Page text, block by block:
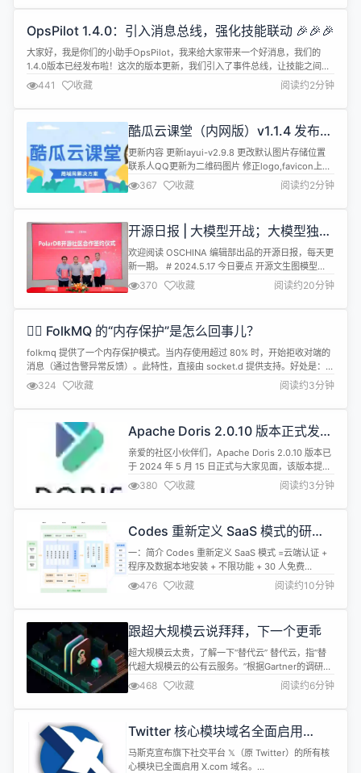
像站当成了分发视频的 CDN。 因此开发者无奈地表
服务，不再解析新的包版本，但存量的仍会保留，所
以不会影响使...
OpsPilot 1.4.0：引入消息总线，强化技能联动 🎉🎉🎉
大家好，我是你们的小助手OpsPilot，我来给大家带来一个好消息，我们的
1.4.0版本已经发布啦！这次的版本更新，我们引入了事件总线，让技能之间能
够灵活的联动，是不是很酷炫呢？✨✨ 在这个版本中，我们新增了钉钉消息通
道和Gitlab代码审核能力，让你的运维工作更加便捷。同时，我们引入了事件
总线，让技能之间的联动更加灵活，让你的运维工作更加高效。但是，我们
也...
441 收藏 阅读约2分钟
酷瓜云课堂（内网版）v1.1.4 发布，
局域网在线教育解决方案
更新内容 更新layui-v2.9.8 更改默认图片存储位置
联系人QQ更新为二维码图片 修正logo,favicon上传
返回路径 修正chapter图文格式校验 整理翻译以及删
除无用代码 调整html编辑器属性 单元练习自动触发
刷新获取试题 存在待阅试卷，不能再次考试 增加试
题批量发布和删除 增加试题通过率展示 增加代码内
容复制功能 优化试题挑错布局 优化...
367 收藏 阅读约2分钟
开源日报 | 大模型开战；大模型独角
兽被曝卖身；周鸿祎建议谷歌开源所
有产品；最大开源AI社区提供1000
万美元共享GPU
欢迎阅读 OSCHINA 编辑部出品的开源日报，每天更
新一期。 # 2024.5.17 今日要点 开源文生图模型
Stable Diffusion 开发商欠账 1 亿美元 知名文生图
模型公司 Stability AI 因为资金紧张，最近几周至少
与一位潜在买家就出售问题进行了讨论。据悉，在
万...
370 收藏 阅读约20分钟
❤️‍🔥 FolkMQ 的“内存保护”是怎么回事儿？
folkmq 提供了一个内存保护模式。当内存使用超过 80% 时，开始拒收对端的
消息（通过告警异常反馈）。此特性，直接由 socket.d 提供支持。好处是：
服务端不会 oom（服务端支持） 客户端也不会 oom（客户端支持） 示例： 启
动服务端（中间件）： java -Xmx256M -jar folkmq-server.jar 用客户端简单
压测一...
324 收藏 阅读约3分钟
Apache Doris 2.0.10 版本正式发
布！
亲爱的社区小伙伴们，Apache Doris 2.0.10 版本已
于 2024 年 5 月 15 日正式与大家见面，该版本提交
了 83 个改进项以及问题修复，进一步提升了系统的
性能及稳定性，欢迎大家下载体验。 官网下载：
https://doris.apache.org/download/ GitHub 下
380 收藏 阅读约3分钟
Codes 重新定义 SaaS 模式的研发
项目管理平台开源版 4.5.5 发布
一：简介 Codes 重新定义 SaaS 模式 =云端认证 +
程序及数据本地安装 + 不限功能 + 30 人免费
Codes 是一个高效、简洁、轻量的一站式研发项目
管理平台。包含需求管理，任务管理，测试管理，缺
陷管理，自动化测试，cicd等功能； Codes 帮助企
限功能，本地安装只限用户数，30 个用...
476 收藏 阅读约10分钟
跟超大规模云说拜拜，下一个更乖
超大规模云太贵，了解一下“替代云” 替代云，指“替
代超大规模云的公有云服务。”根据Gartner的调研，
替代云已占据 20% IaaS 市场份额（单位：B$）。
尽管云产业已经成为数字化时代所必备的底层基础，
但随着多元化的业务需求的增多，多云战略、本地部
加，并可能导致成本上升、资源利用效能降低。 在此
背景下...
468 收藏 阅读约6分钟
Twitter 核心模块域名全面启用
X.com
马斯克宣布旗下社交平台 𝕏（原 Twitter）的所有核
心模块已全面启用 X.com 域名。